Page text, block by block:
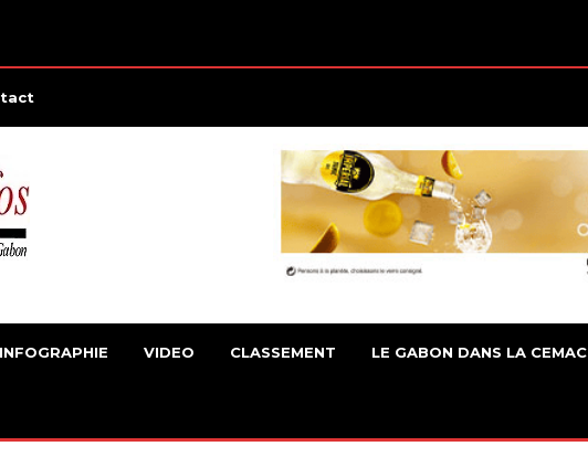
INFOGRAPHIE VIDEO CLASSEMENT LE GABON DANS LA CEMAC